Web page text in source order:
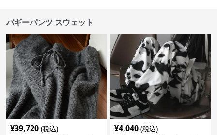
バギーパンツ スウェット
¥39,720 (税込) ¥4,040 (税込)